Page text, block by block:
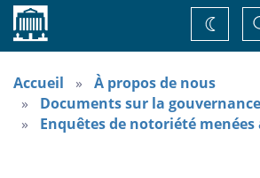
Accueil
de
Accueil
À propos de nous
Documents sur la gouvernance
Enquêtes de notoriété